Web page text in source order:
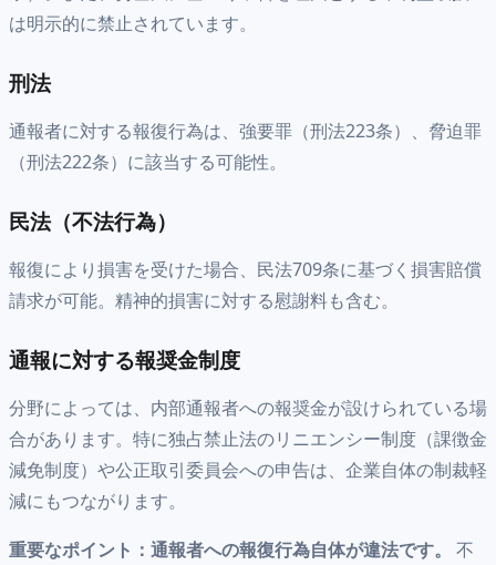
は明示的に禁止されています。
刑法
通報者に対する報復行為は、強要罪（刑法223条）、脅迫罪
（刑法222条）に該当する可能性。
民法（不法行為）
報復により損害を受けた場合、民法709条に基づく損害賠償
請求が可能。精神的損害に対する慰謝料も含む。
通報に対する報奨金制度
分野によっては、内部通報者への報奨金が設けられている場
合があります。特に独占禁止法のリニエンシー制度（課徴金
減免制度）や公正取引委員会への申告は、企業自体の制裁軽
減にもつながります。
重要なポイント：通報者への報復行為自体が違法です。
不